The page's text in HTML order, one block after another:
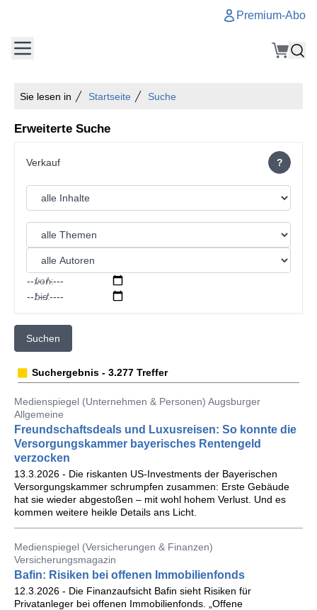
Premium-Abo
Sie lesen in Startseite Suche
Erweiterte Suche
?
von:
bis:
Suchen
Suchergebnis - 3.277 Treffer
Medienspiegel (Unternehmen & Personen) Augsburger
Allgemeine
Freundschaftsdeals und Luxusreisen: So konnte die
Versorgungskammer bayerisches Rentengeld
verzocken
13.3.2026 - Die riskanten US-Investments der Bayerischen
Versorgungskammer schrumpfen zusammen: Erste Gebäude
hat sie wieder abgestoßen – mit wohl hohem Verlust. Und es
kommen weitere heikle Details ans Licht.
Medienspiegel (Versicherungen & Finanzen)
Versicherungsmagazin
Bafin: Risiken bei offenen Immobilienfonds
12.3.2026 - Die Finanzaufsicht Bafin sieht Risiken für
Privatanleger bei offenen Immobilienfonds. „Offene